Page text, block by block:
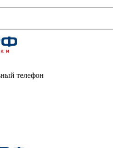
телефон